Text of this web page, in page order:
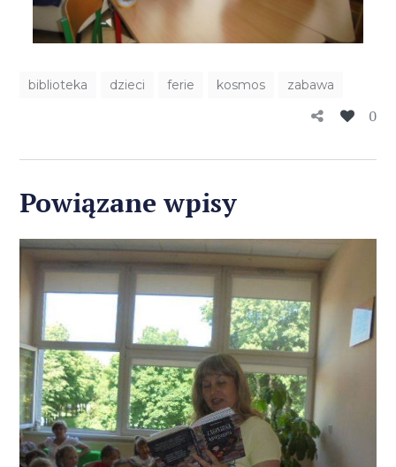
biblioteka dzieci ferie kosmos zabawa
0
Powiązane wpisy